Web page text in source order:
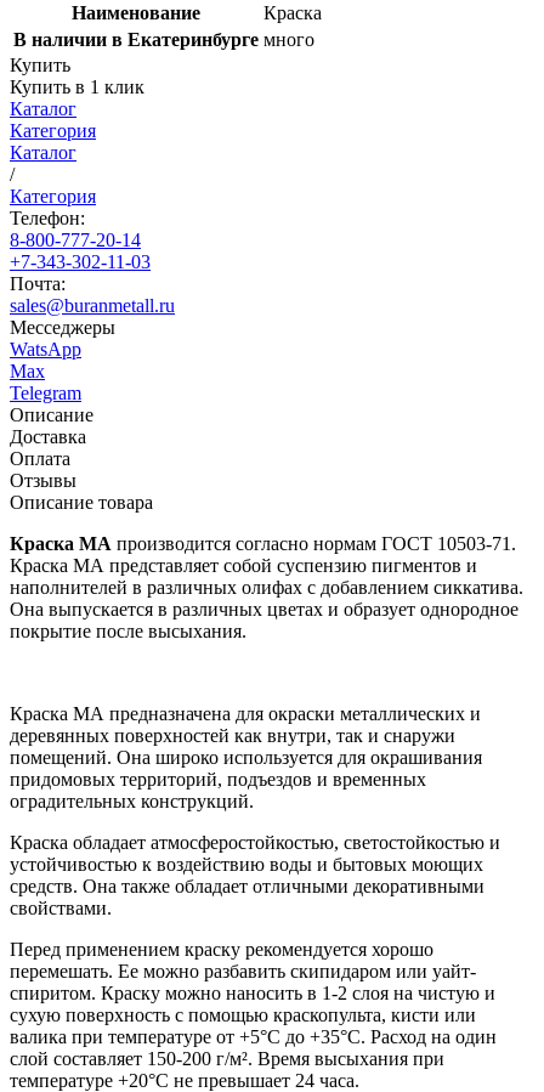
Наименование
Краска
В наличии в Екатеринбурге много
Купить
Купить в 1 клик
Каталог
Категория
Каталог
/
Категория
Телефон:
8-800-777-20-14
+7-343-302-11-03
Почта:
sales@buranmetall.ru
Месседжеры
WatsApp
Max
Telegram
Описание
Доставка
Оплата
Отзывы
Описание товара
Краска МА производится согласно нормам ГОСТ 10503-71.
Краска МА представляет собой суспензию пигментов и
наполнителей в различных олифах с добавлением сиккатива.
Она выпускается в различных цветах и образует однородное
покрытие после высыхания.
Краска МА предназначена для окраски металлических и
деревянных поверхностей как внутри, так и снаружи
помещений. Она широко используется для окрашивания
придомовых территорий, подъездов и временных
оградительных конструкций.
Краска обладает атмосферостойкостью, светостойкостью и
устойчивостью к воздействию воды и бытовых моющих
средств. Она также обладает отличными декоративными
свойствами.
Перед применением краску рекомендуется хорошо
перемешать. Ее можно разбавить скипидаром или уайт-
спиритом. Краску можно наносить в 1-2 слоя на чистую и
сухую поверхность с помощью краскопульта, кисти или
валика при температуре от +5°C до +35°C. Расход на один
слой составляет 150-200 г/м². Время высыхания при
температуре +20°C не превышает 24 часа.